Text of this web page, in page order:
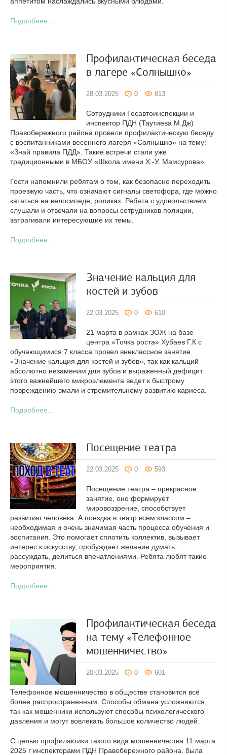
Подробнее...
Профилактическая беседа
в лагере «Солнышко»
28.03.2025 0 813
Сотрудники Госавтоинспекции и
инспектор ПДН (Таутиева М.Дж)
Правобережного района провели профилактическую беседу
с воспитанниками весеннего лагеря «Солнышко» на тему:
«Знай правила ПДД». Такие встречи стали уже
традиционными в МБОУ «Школа имени Х.-У. Мамсурова».
Гости напомнили ребятам о том, как безопасно переходить
проезжую часть, что означают сигналы светофора, где можно
кататься на велосипеде, роликах. Ребята с удовольствием
слушали и отвечали на вопросы сотрудников полиции,
затрагивали интересующие их темы.
Подробнее...
Значение кальция для
костей и зубов
22.03.2025 0 610
21 марта в рамках ЗОЖ на базе
центра «Точка роста» Хубаев Г.К с
обучающимися 7 класса провел внеклассное занятие
«Значение кальция для костей и зубов», так как кальций
абсолютно незаменим для зубов и выраженный дефицит
этого важнейшего микроэлемента ведет к быстрому
повреждению эмали и стремительному развитию кариеса.
Подробнее...
Посещение театра
22.03.2025 0 593
Посещение театра – прекрасное
занятие, оно формирует
мировоззрение, способствует
развитию человека. А поездка в театр всем классом –
необходимая и очень значимая часть процесса обучения и
воспитания. Это помогает сплотить коллектив, вызывает
интерес к искусству, пробуждает желание думать,
рассуждать, делиться впечатлениями. Ребята любят такие
мероприятия.
Подробнее...
Профилактическая беседа
на тему «Телефонное
мошенничество»
20.03.2025 0 601
Телефонное мошенничество в обществе становится всё
более распространенным. Способы обмана усложняются,
так как мошенники используют способы психологического
давления и могут вовлекать большое количество людей.
С целью профилактики такого вида мошенничества 11 марта
2025 г инспекторами ПДН Правобережного района. была